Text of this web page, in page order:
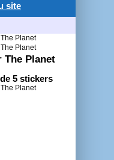
site
The Planet
5 stickers